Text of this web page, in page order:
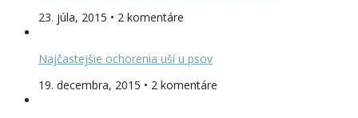
23. júla, 2015 • 2 komentáre
Najčastejšie ochorenia uší u psov
19. decembra, 2015 • 2 komentáre